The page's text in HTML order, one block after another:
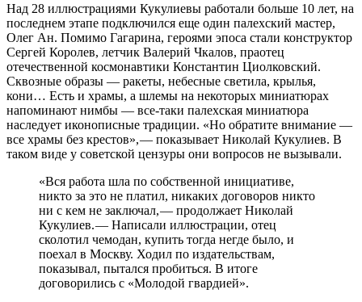
Над 28 иллюстрациями Кукулиевы работали больше 10 лет, на
последнем этапе подключился еще один палехский мастер,
Олег Ан. Помимо Гагарина, героями эпоса стали конструктор
Сергей Королев, летчик Валерий Чкалов, праотец
отечественной космонавтики Константин Циолковский.
Сквозные образы — ​ракеты, небесные светила, крылья,
кони… Есть и храмы, а шлемы на некоторых миниатюрах
напоминают нимбы — ​все‑таки палехская миниатюра
наследует иконописные традиции. «Но обратите внимание — ​
все храмы без крестов», — ​показывает Николай Кукулиев. В
таком виде у советской цензуры они вопросов не вызывали.
«Вся работа шла по собственной инициативе,
никто за это не платил, никаких договоров никто
ни с кем не заключал, — ​продолжает Николай
Кукулиев. — ​Написали иллюстрации, отец
сколотил чемодан, купить тогда негде было, и
поехал в Москву. Ходил по издательствам,
показывал, пытался пробиться. В итоге
договорились с «Молодой гвардией».